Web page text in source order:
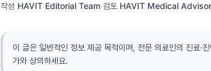
작성 HAVIT Editorial Team·검토 HAVIT Medical
이 글은 일반적인 정보 제공 목적이며, 전문 의료인의 진료·
가와 상의하세요.